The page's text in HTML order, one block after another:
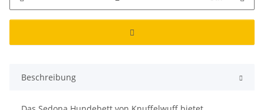
Beschreibung